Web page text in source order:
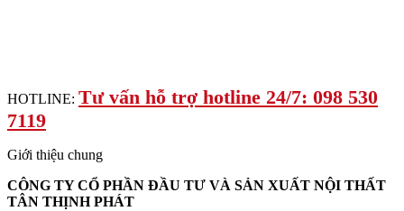
HOTLINE: Tư vấn hỗ trợ hotline 24/7: 098 530
7119
Giới thiệu chung
CÔNG TY CỔ PHẦN ĐẦU TƯ VÀ SẢN XUẤT NỘI THẤT
TÂN THỊNH PHÁT